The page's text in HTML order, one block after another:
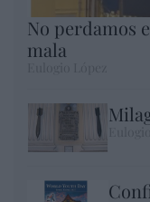
No perdamos
mala